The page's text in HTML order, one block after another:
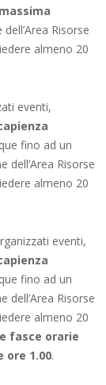
Risorse
almeno 20
eventi,
fino ad un
dell’Area Risorse
almeno 20
eventi,
fino ad un
dell’Area Risorse
almeno 20
fasce orarie
ore 1.00.